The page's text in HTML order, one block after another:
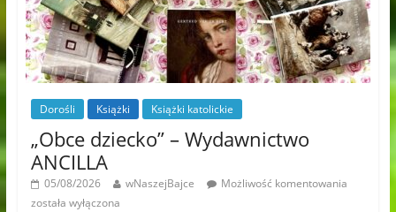
Dorośli Książki Książki katolickie
„Obce dziecko” – Wydawnictwo
ANCILLA
05/08/2026 wNaszejBajce
Możliwość komentowania
została wyłączona